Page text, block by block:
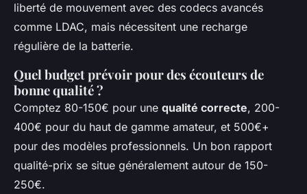
liberté de mouvement avec des codecs avancés
comme LDAC, mais nécessitent une recharge
régulière de la batterie.
Quel budget prévoir pour des écouteurs de
bonne qualité ?
Comptez 80-150€ pour une qualité correcte, 200-
400€ pour du haut de gamme amateur, et 500€+
pour des modèles professionnels. Un bon rapport
qualité-prix se situe généralement autour de 150-
250€.